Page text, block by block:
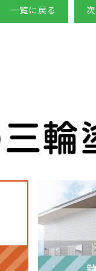
一覧に戻る